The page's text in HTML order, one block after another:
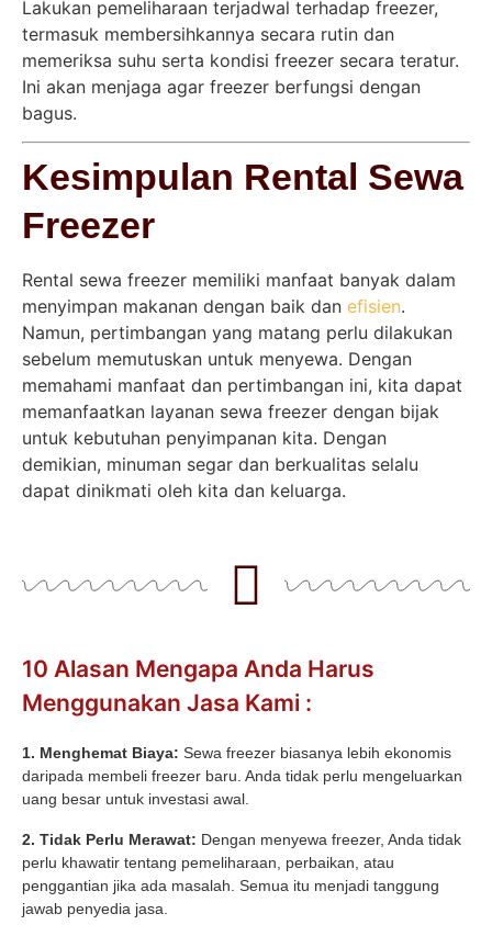
Lakukan pemeliharaan terjadwal terhadap freezer,
termasuk membersihkannya secara rutin dan
memeriksa suhu serta kondisi freezer secara teratur.
Ini akan menjaga agar freezer berfungsi dengan
bagus.
Kesimpulan Rental Sewa
Freezer
Rental sewa freezer memiliki manfaat banyak dalam
menyimpan makanan dengan baik dan efisien.
Namun, pertimbangan yang matang perlu dilakukan
sebelum memutuskan untuk menyewa. Dengan
memahami manfaat dan pertimbangan ini, kita dapat
memanfaatkan layanan sewa freezer dengan bijak
untuk kebutuhan penyimpanan kita. Dengan
demikian, minuman segar dan berkualitas selalu
dapat dinikmati oleh kita dan keluarga.
10 Alasan Mengapa Anda Harus
Menggunakan Jasa Kami :
1. Menghemat Biaya: Sewa freezer biasanya lebih ekonomis
daripada membeli freezer baru. Anda tidak perlu mengeluarkan
uang besar untuk investasi awal.
2. Tidak Perlu Merawat: Dengan menyewa freezer, Anda tidak
perlu khawatir tentang pemeliharaan, perbaikan, atau
penggantian jika ada masalah. Semua itu menjadi tanggung
jawab penyedia jasa.